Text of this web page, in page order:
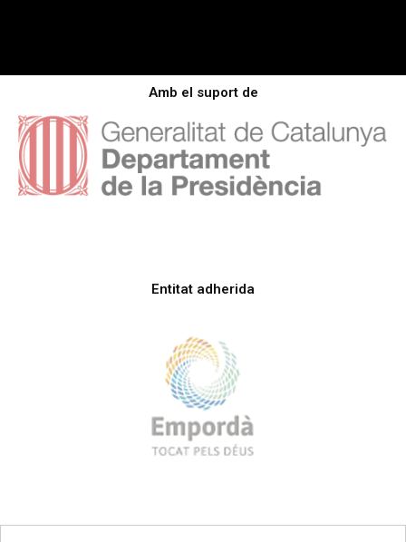
Amb el suport de
Entitat adherida